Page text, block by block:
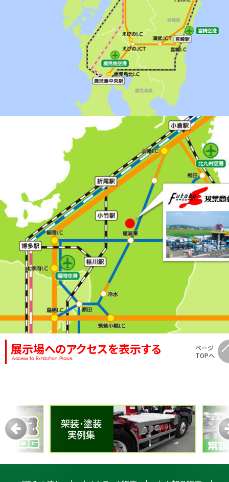
展示場へのアクセスを表示する
Access to Exhibition Place
ページ
TOPへ